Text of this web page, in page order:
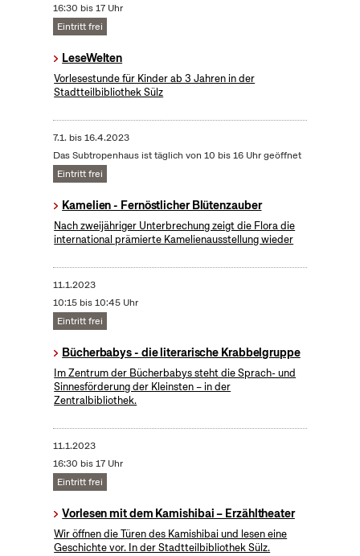
16:30 bis 17 Uhr
Eintritt frei
LeseWelten
Vorlesestunde für Kinder ab 3 Jahren in der
Stadtteilbibliothek Sülz
7.1. bis16.4.2023
Das Subtropenhaus ist täglich von 10 bis 16 Uhr geöffnet
Eintritt frei
Kamelien - Fernöstlicher Blütenzauber
Nach zweijähriger Unterbrechung zeigt die Flora die
international prämierte Kamelienausstellung wieder
11.1.2023
10:15 bis 10:45 Uhr
Eintritt frei
Bücherbabys - die literarische Krabbelgruppe
Im Zentrum der Bücherbabys steht die Sprach- und
Sinnesförderung der Kleinsten – in der
Zentralbibliothek.
11.1.2023
16:30 bis 17 Uhr
Eintritt frei
Vorlesen mit dem Kamishibai – Erzähltheater
Wir öffnen die Türen des Kamishibai und lesen eine
Geschichte vor. In der Stadtteilbibliothek Sülz.